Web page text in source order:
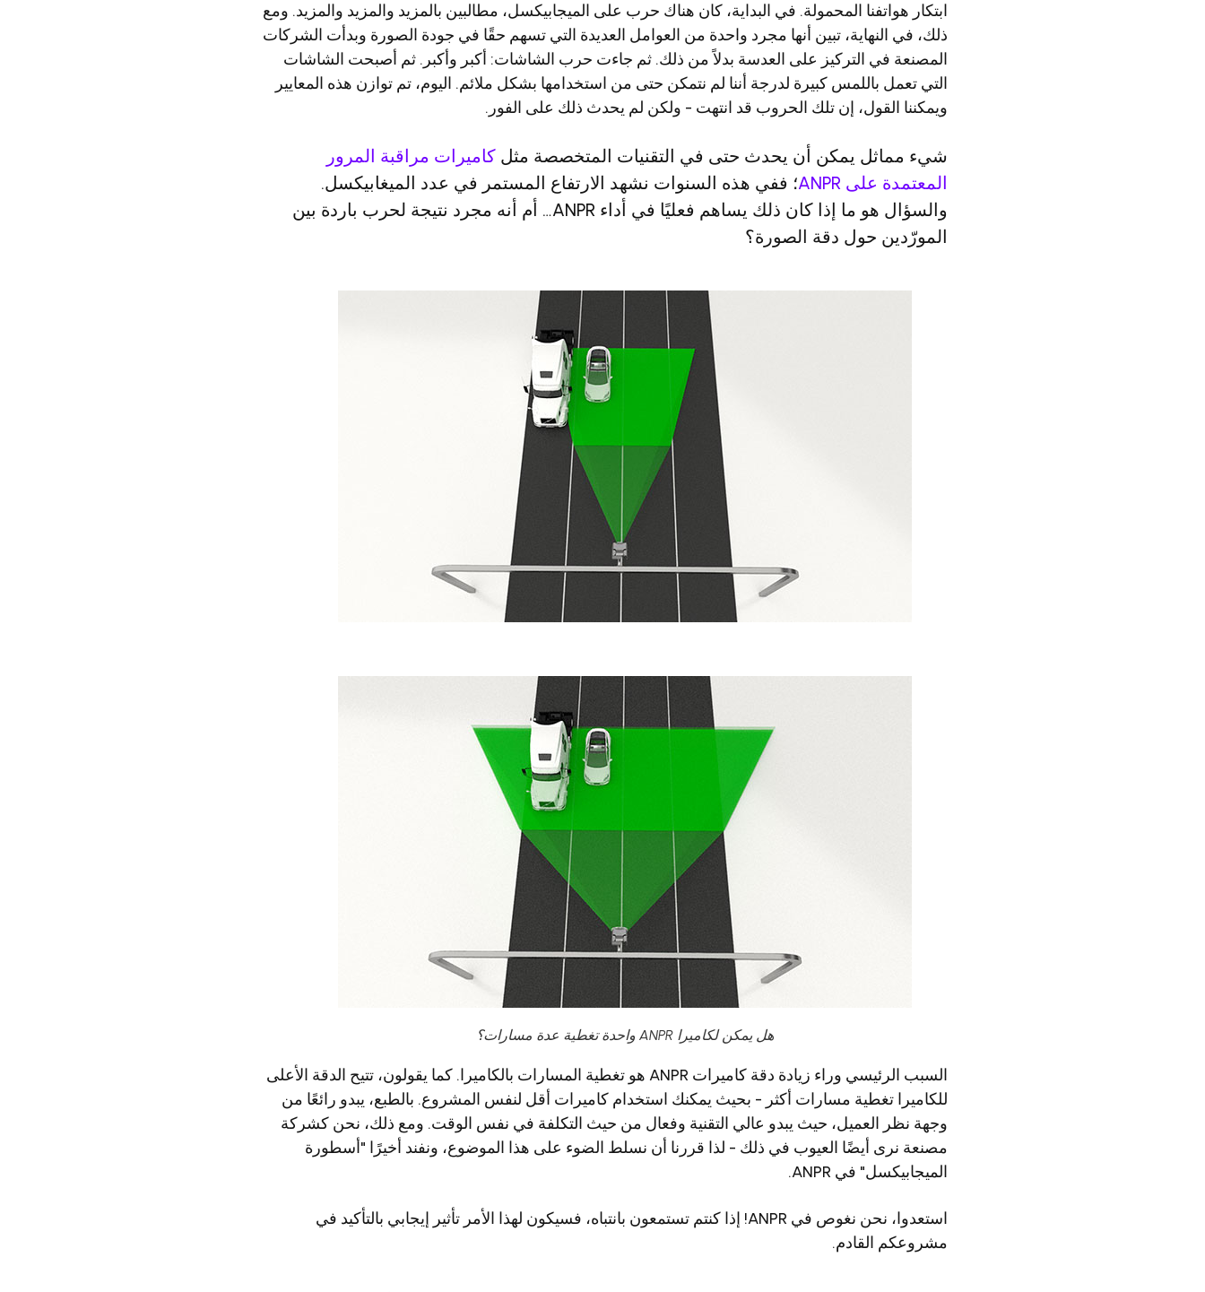
ابتكار هواتفنا المحمولة. في البداية، كان هناك حرب على الميجابيكسل، مطالبين بالمزيد والمزيد والمزيد. ومع
ذلك، في النهاية، تبين أنها مجرد واحدة من العوامل العديدة التي تسهم حقًا في جودة الصورة وبدأت الشركات
المصنعة في التركيز على العدسة بدلاً من ذلك. ثم جاءت حرب الشاشات: أكبر وأكبر. ثم أصبحت الشاشات
التي تعمل باللمس كبيرة لدرجة أننا لم نتمكن حتى من استخدامها بشكل ملائم. اليوم، تم توازن هذه المعايير
ويمكننا القول، إن تلك الحروب قد انتهت - ولكن لم يحدث ذلك على الفور.
شيء مماثل يمكن أن يحدث حتى في التقنيات المتخصصة مثل كاميرات مراقبة المرور
المعتمدة على ANPR
؛ ففي هذه السنوات نشهد الارتفاع المستمر في عدد الميغابيكسل.
والسؤال هو ما إذا كان ذلك يساهم فعليًا في أداء ANPR… أم أنه مجرد نتيجة لحرب باردة بين
المورّدين حول دقة الصورة؟
هل يمكن لكاميرا ANPR واحدة تغطية عدة مسارات؟
السبب الرئيسي وراء زيادة دقة كاميرات ANPR هو تغطية المسارات بالكاميرا. كما يقولون، تتيح الدقة الأعلى
للكاميرا تغطية مسارات أكثر - بحيث يمكنك استخدام كاميرات أقل لنفس المشروع. بالطبع، يبدو رائعًا من
وجهة نظر العميل، حيث يبدو عالي التقنية وفعال من حيث التكلفة في نفس الوقت. ومع ذلك، نحن كشركة
مصنعة نرى أيضًا العيوب في ذلك - لذا قررنا أن نسلط الضوء على هذا الموضوع، ونفند أخيرًا "أسطورة
الميجابيكسل" في ANPR.
استعدوا، نحن نغوص في ANPR! إذا كنتم تستمعون بانتباه، فسيكون لهذا الأمر تأثير إيجابي بالتأكيد في
مشروعكم القادم.